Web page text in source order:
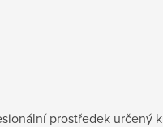
prostředek určený k